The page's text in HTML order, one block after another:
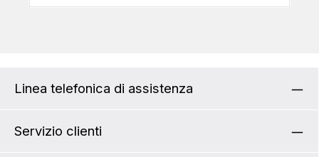
Linea telefonica di assistenza
Servizio clienti